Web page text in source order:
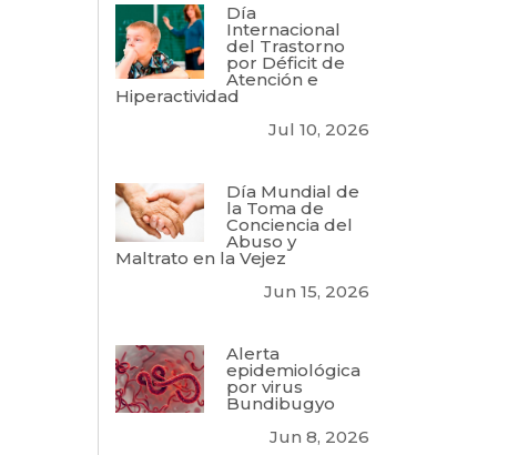
Día
Internacional
del Trastorno
por Déficit de
Atención e
Hiperactividad
Jul 10, 2026
Día Mundial de
la Toma de
Conciencia del
Abuso y
Maltrato en la Vejez
Jun 15, 2026
Alerta
epidemiológica
por virus
Bundibugyo
Jun 8, 2026